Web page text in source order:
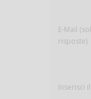
E-Mail
risposte)
Inserisci